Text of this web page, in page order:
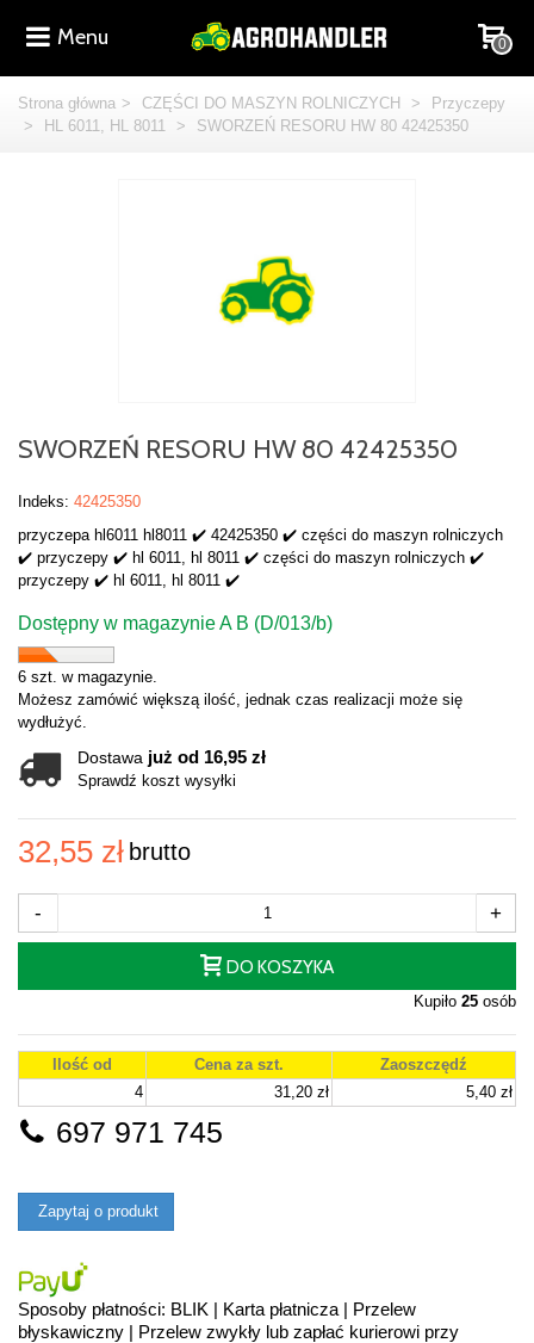
Menu 0
Strona główna > CZĘŚCI DO MASZYN ROLNICZYCH >
Przyczepy
>
HL 6011, HL 8011 > SWORZEŃ RESORU HW 80 42425350
SWORZEŃ RESORU HW 80 42425350
Indeks: 42425350
przyczepa hl6011 hl8011 ✔️ 42425350 ✔️ części do maszyn rolniczych
✔️ przyczepy ✔️ hl 6011, hl 8011 ✔️ części do maszyn rolniczych ✔️
przyczepy ✔️ hl 6011, hl 8011 ✔️
Dostępny w magazynie A B (D/013/b)
6 szt. w magazynie.
Możesz zamówić większą ilość, jednak czas realizacji może się
wydłużyć.
Dostawa już od 16,95 zł
Sprawdź koszt wysyłki
32,55 zł brutto
- +
DO KOSZYKA
Kupiło 25 osób
Ilość od Cena za szt.
Zaoszczędź
4
31,20 zł 5,40 zł
697 971 745
Zapytaj o produkt
Sposoby płatności: BLIK | Karta płatnicza | Przelew
błyskawiczny | Przelew zwykły lub zapłać kurierowi przy